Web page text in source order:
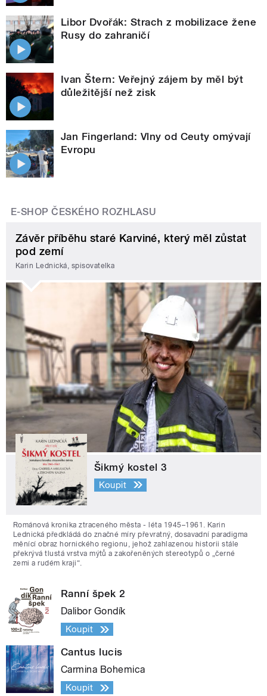
Libor Dvořák: Strach z mobilizace žene
Rusy do zahraničí
Ivan Štern: Veřejný zájem by měl být
důležitější než zisk
Jan Fingerland: Vlny od Ceuty omývají
Evropu
E-SHOP ČESKÉHO ROZHLASU
Závěr příběhu staré Karviné, který měl zůstat
pod zemí
Karin Lednická, spisovatelka
Šikmý kostel 3
Koupit
Románová kronika ztraceného města - léta 1945–1961. Karin
Lednická předkládá do značné míry převratný, dosavadní paradigma
měnící obraz hornického regionu, jehož zahlazenou historii stále
překrývá tlustá vrstva mýtů a zakořeněných stereotypů o „černé
zemi a rudém kraji“.
Ranní špek 2
Dalibor Gondík
Koupit
Cantus lucis
Carmina Bohemica
Koupit